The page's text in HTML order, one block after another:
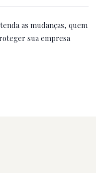
as mudanças, quem
sua empresa